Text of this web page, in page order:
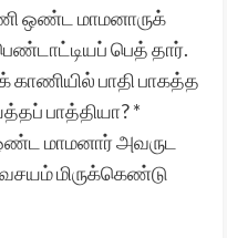
ஒண்ட மாமனாருக்
பெத் தார்.
பாதி பாகத்த
பாத்தியா? *
மாமனார் அவருட
மிருக்கெண்டு